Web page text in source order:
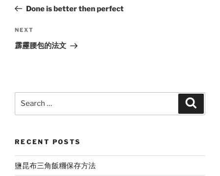
PostDone is better then perfect
Next
Post
NEXT
霹靂腰包的法文
RECENT POSTS
鹽昆布三角飯糰保存方法